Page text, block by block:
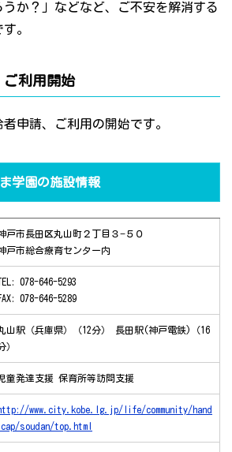
うか？」などなど、ご不安を解消する
。
ご利用開始
申請、ご利用の開始です。
学園の施設情報
戸市長田区丸山町２丁目３−５０
戸市総合療育センター内
TEL: 078-646-5293
078-646-5289
山駅（兵庫県）（12分） 長田駅(神戸電鉄)（16
）
童発達支援 保育所等訪問支援
www.city.kobe.lg.jp/life/community/hand
soudan/top.html